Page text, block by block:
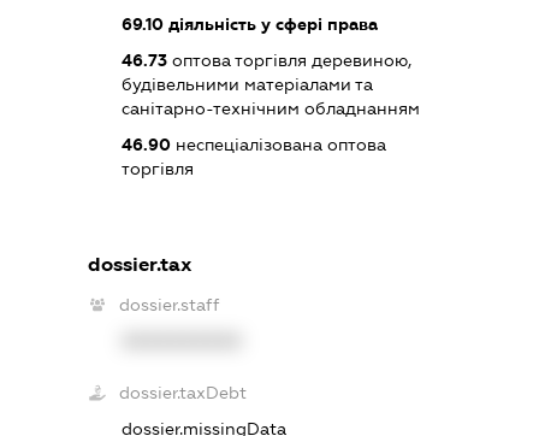
69.10 діяльність у сфері права
46.73 оптова торгівля деревиною,
будівельними матеріалами та
санітарно-технічним обладнанням
46.90 неспеціалізована оптова
торгівля
dossier.tax
dossier.staff
dossier.taxDebt
dossier.missingData